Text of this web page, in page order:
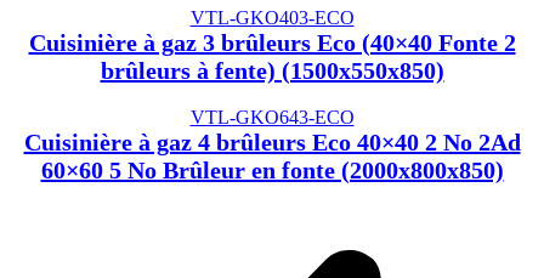
VTL-GKO403-ECO
Cuisinière à gaz 3 brûleurs Eco (40×40 Fonte 2
brûleurs à fente) (1500x550x850)
VTL-GKO643-ECO
Cuisinière à gaz 4 brûleurs Eco 40×40 2 No 2Ad
60×60 5 No Brûleur en fonte (2000x800x850)